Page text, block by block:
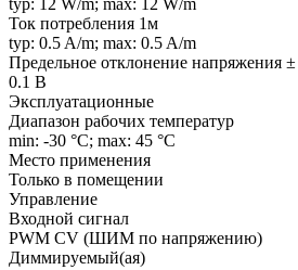
Ток потребления 1м
typ: 0.5 A/m; max: 0.5 A/m
Предельное отклонение напряжения ±
0.1 В
Эксплуатационные
Диапазон рабочих температур
min: -30 °C; max: 45 °C
Место применения
Только в помещении
Управление
Входной сигнал
PWM СV (ШИМ по напряжению)
Диммируемый(ая)